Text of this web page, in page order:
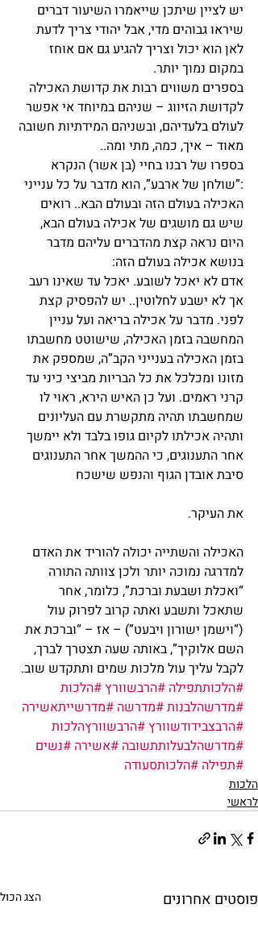
יש לציין שיתכן שייאמרו השיעור דברים
שיראו גבוהים מדי, אבל יהודי צריך לדעת
לאן הוא יכול וצריך להגיע גם אם אוחז
במקום נמוך יותר.
בספרים משווים רבות את קדושת האכילה
לקדושת הזיווג – שניהם במיוחד אי אפשר
לעולם בלעדיהם, ובשניהם המידתיות חשובה
מאוד – איך, כמה, מתי ומה..
בספרו של רבנו בחיי (בן אשר) הנקרא
:”שולחן של ארבע”, הוא מדבר על כל ענייני
האכילה בעולם הזה ובעולם הבא.. רואים
שיש גם מושגים של אכילה בעולם הבא,
היום נראה קצת מהדברים עליהם מדבר
בנושא אכילה בעולם הזה:
אדם לא יאכל לשובע. יאכל עד שאינו רעב
אך לא ישבע לחלוטין.. יש להפסיק קצת
לפני. מדבר על אכילה בריאה ועל עניין
המחשבה בזמן האכילה, שישוטט מחשבתו
בזמן האכילה בענייני הקב”ה, שמספק את
מזונו ומכלכל את כל הבריות מביצי כיני עד
קרני ראמים. ועל כן האיש הירא, ראוי לו
שמחשבתו תהיה מתקשרת עם העליונים
ותהיה אכילתו לקיום גופו בלבד ולא יימשך
אחר התענוגים, כי ההמשך אחר התענוגים
סיבת אובדן הגוף והנפש שישכח
את העיקר.
האכילה והשתייה יכולה להוריד את האדם
למדרגה נמוכה יותר ולכן צוותה התורה
“ואכלת ושבעת וברכת”, כלומר, אחר
שתאכל ותשבע ואתה קרוב לפרוק עול
(“וישמן ישורון ויבעט”) – אז – “וברכת את
השם אלוקיך”, באותה שעה תצטרך לברך,
לקבל עליך עול מלכות שמים ותתקדש שוב.
#הלכותתפילה #הרבשוורץ#הלכות
#מדרשהלבנות#מדרשה #מדרשייתאשירה
#הרבצבידודשוורץ#הרבשוורץהלכות
#מדרשהלבעלותתשובה #אשירה #נשים
#תפילה #הלכותסעודה
הלכות
לראשי
פוסטים אחרונים הצג הכול